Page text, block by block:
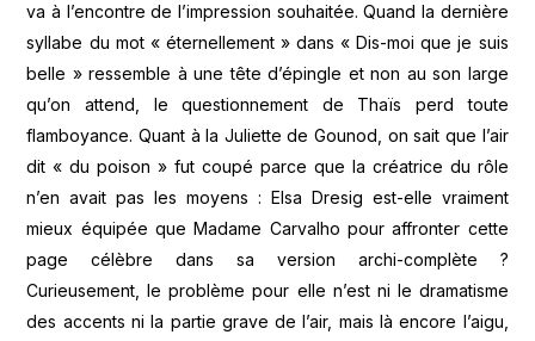
va à l’encontre de l’impression souhaitée. Quand la dernière
syllabe du mot « éternellement » dans « Dis-moi que je suis
belle » ressemble à une tête d’épingle et non au son large
qu’on attend, le questionnement de Thaïs perd toute
flamboyance. Quant à la Juliette de Gounod, on sait que l’air
dit « du poison » fut coupé parce que la créatrice du rôle
n’en avait pas les moyens : Elsa Dresig est-elle vraiment
mieux équipée que Madame Carvalho pour affronter cette
page célèbre dans sa version archi-complète ?
Curieusement, le problème pour elle n’est ni le dramatisme
des accents ni la partie grave de l’air, mais là encore l’aigu,